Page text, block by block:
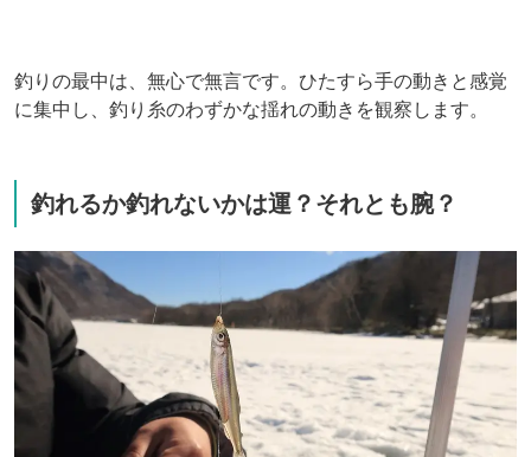
釣りの最中は、無心で無言です。ひたすら手の動きと感覚
に集中し、釣り糸のわずかな揺れの動きを観察します。
釣れるか釣れないかは運？それとも腕？